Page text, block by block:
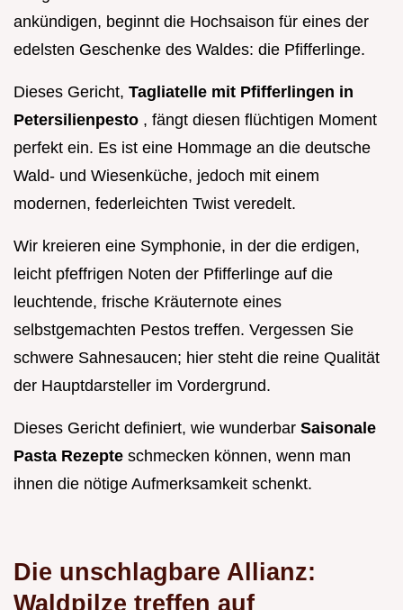
ankündigen, beginnt die Hochsaison für eines der
edelsten Geschenke des Waldes: die Pfifferlinge.
Dieses Gericht, Tagliatelle mit Pfifferlingen in
Petersilienpesto , fängt diesen flüchtigen Moment
perfekt ein. Es ist eine Hommage an die deutsche
Wald- und Wiesenküche, jedoch mit einem
modernen, federleichten Twist veredelt.
Wir kreieren eine Symphonie, in der die erdigen,
leicht pfeffrigen Noten der Pfifferlinge auf die
leuchtende, frische Kräuternote eines
selbstgemachten Pestos treffen. Vergessen Sie
schwere Sahnesaucen; hier steht die reine Qualität
der Hauptdarsteller im Vordergrund.
Dieses Gericht definiert, wie wunderbar Saisonale
Pasta Rezepte schmecken können, wenn man
ihnen die nötige Aufmerksamkeit schenkt.
Die unschlagbare Allianz:
Waldpilze treffen auf